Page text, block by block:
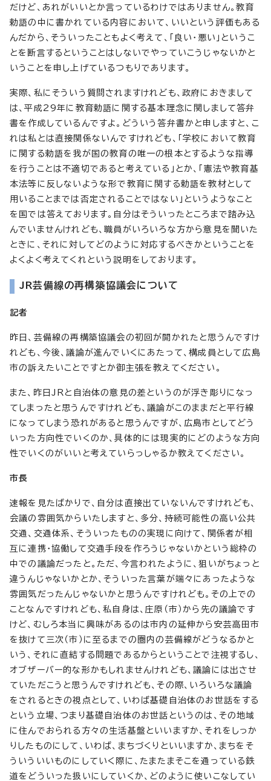
だけど、あれがいいとか言っているわけではありません。教育
勅語の中に書かれている内容において、いいという評価もある
んだから、そういったこともよく考えて、「良い・悪い」というこ
とを断言するということはしないでやっていこうじゃないかと
いうことを申し上げているつもりであります。
実際、私にそういう質問されますけれども、政府におきまして
は、平成29年に教育勅語に関する基本理念に関しまして答弁
書を作成しているんですよ。どういう答弁書かと申しますと、こ
れは私とは直接関係ないんですけれども、「学校において教育
に関する勅語を我が国の教育の唯一の根本とするような指導
を行うことは不適切であると考えている」とか、「憲法や教育基
本法等に反しないような形で教育に関する勅語を教材として
用いることまでは否定されることではない」というようなこと
を国では答えております。自分はそういったところまで踏み込
んでいませんけれども、職員がいろいろな方から意見を聞いた
ときに、それに対してどのように対応するべきかということを
よくよく考えてくれという説明をしております。
JR芸備線の再構築協議会について
記者
昨日、芸備線の再構築協議会の初回が開かれたと思うんですけ
れども、今後、議論が進んでいくにあたって、構成員として広島
市の訴えたいことですとか御主張を教えてください。
また、昨日JRと自治体の意見の差というのが浮き彫りになっ
てしまったと思うんですけれども、議論がこのままだと平行線
になってしまう恐れがあると思うんですが、広島市としてどう
いった方向性でいくのか、具体的には現実的にどのような方向
性でいくのがいいと考えていらっしゃるか教えてください。
市長
速報を見たばかりで、自分は直接出ていないんですけれども、
会議の雰囲気からいたしますと、多分、持続可能性の高い公共
交通、交通体系、そういったものの実現に向けて、関係者が相
互に連携・協働して交通手段を作ろうじゃないかという総枠の
中での議論だったと。ただ、今言われたように、狙いがちょっと
違うんじゃないかとか、そういった言葉が端々にあったような
雰囲気だったんじゃないかと思うんですけれども。その上での
ことなんですけれども、私自身は、庄原（市）から先の議論です
けど、むしろ本当に興味があるのは市内の延伸から安芸高田市
を抜けて三次（市）に至るまでの圏内の芸備線がどうなるかと
いう、それに直結する問題であるからということで注視するし、
オブザーバー的な形かもしれませんけれども、議論には出させ
ていただこうと思うんですけれども、その際、いろいろな議論
をされるときの視点として、いわば基礎自治体のお世話をする
という立場、つまり基礎自治体のお世話というのは、その地域
に住んでおられる方々の生活基盤といいますか、それをしっか
りしたものにして、いわば、まちづくりといいますか、まちをそ
ういういいものにしていく際に、たまたまそこを通っている鉄
道をどういった扱いにしていくか、どのように使いこなしてい